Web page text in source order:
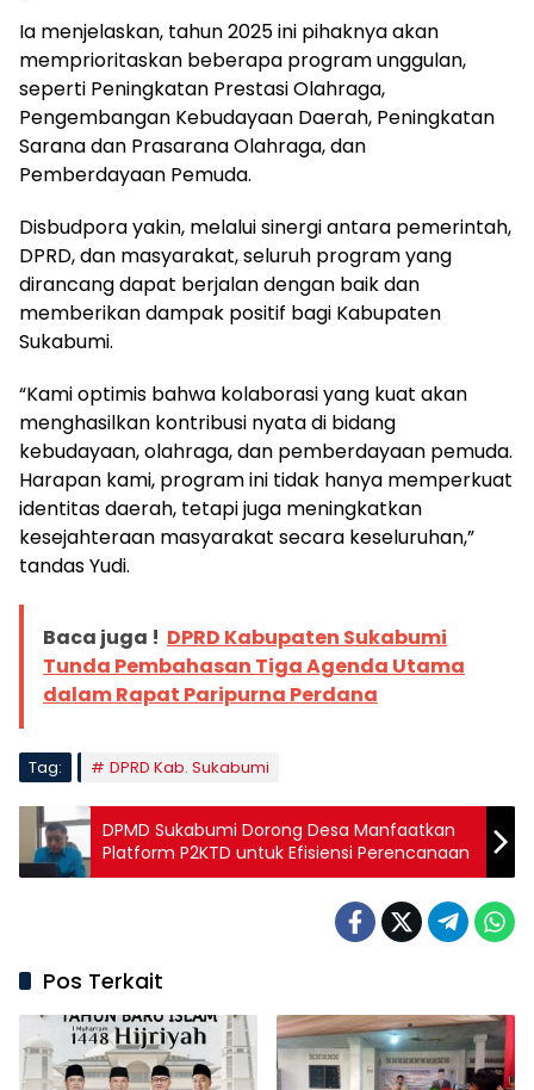
Ia menjelaskan, tahun 2025 ini pihaknya akan
memprioritaskan beberapa program unggulan,
seperti Peningkatan Prestasi Olahraga,
Pengembangan Kebudayaan Daerah, Peningkatan
Sarana dan Prasarana Olahraga, dan
Pemberdayaan Pemuda.
Disbudpora yakin, melalui sinergi antara pemerintah,
DPRD, dan masyarakat, seluruh program yang
dirancang dapat berjalan dengan baik dan
memberikan dampak positif bagi Kabupaten
Sukabumi.
“Kami optimis bahwa kolaborasi yang kuat akan
menghasilkan kontribusi nyata di bidang
kebudayaan, olahraga, dan pemberdayaan pemuda.
Harapan kami, program ini tidak hanya memperkuat
identitas daerah, tetapi juga meningkatkan
kesejahteraan masyarakat secara keseluruhan,”
tandas Yudi.
Baca juga ! DPRD Kabupaten Sukabumi
Tunda Pembahasan Tiga Agenda Utama
dalam Rapat Paripurna Perdana
Tag: DPRD Kab. Sukabumi
DPMD Sukabumi Dorong Desa Manfaatkan
Platform P2KTD untuk Efisiensi Perencanaan
Pos Terkait